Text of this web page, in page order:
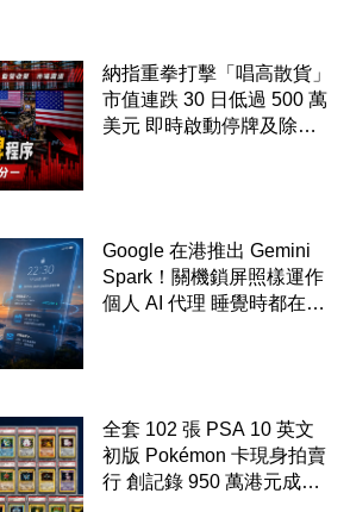
納指重拳打擊「唱高散貨」
市值連跌 30 日低過 500 萬
美元 即時啟動停牌及除牌
Google 在港推出 Gemini
Spark！關機鎖屏照樣運作
個人 AI 代理 睡覺時都在幫
全套 102 張 PSA 10 英文
初版 Pokémon 卡現身拍賣
行 創記錄 950 萬港元成交